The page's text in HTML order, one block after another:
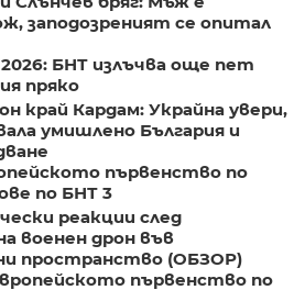
заподозреният се опитал
БНТ излъчва още пет
пряко
край Кардам: Украйна увери,
умишлено България и
първенство по
по БНТ 3
реакции след
военен дрон във
пространство (ОБЗОР)
първенство по